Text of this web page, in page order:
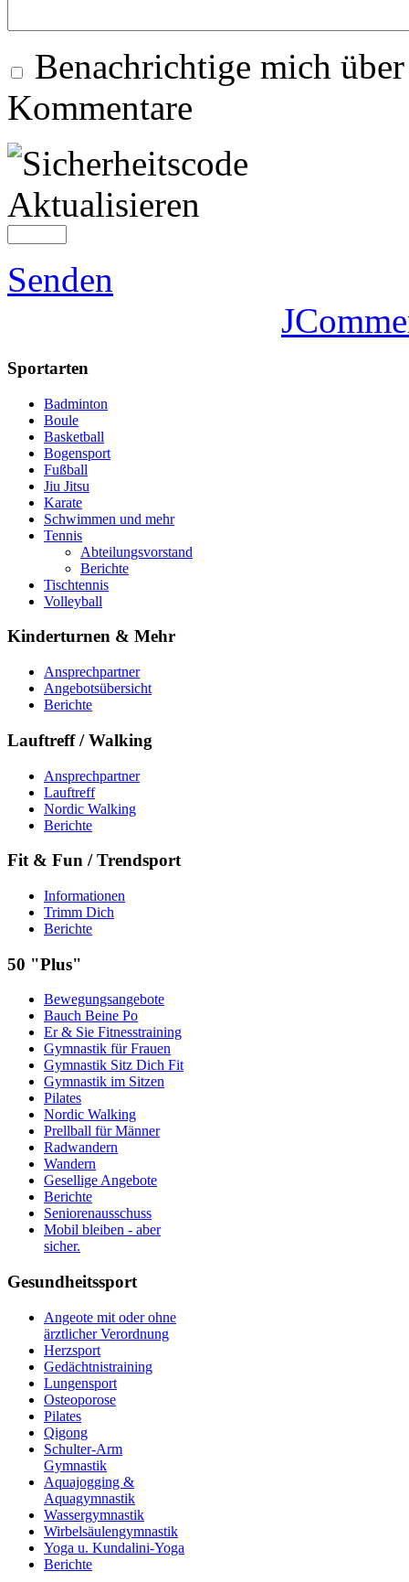
Benachrichtige mich
Kommentare
Aktualisieren
Senden
Sportarten
Badminton
Boule
Basketball
Bogensport
Fußball
Jiu Jitsu
Karate
Schwimmen und mehr
Tennis
Abteilungsvorstand
Berichte
Tischtennis
Volleyball
Kinderturnen & Mehr
Ansprechpartner
Angebotsübersicht
Berichte
Lauftreff / Walking
Ansprechpartner
Lauftreff
Nordic Walking
Berichte
Fit & Fun / Trendsport
Informationen
Trimm Dich
Berichte
50 "Plus"
Bewegungsangebote
Bauch Beine Po
Er & Sie Fitnesstraining
Gymnastik für Frauen
Gymnastik Sitz Dich Fit
Gymnastik im Sitzen
Pilates
Nordic Walking
Prellball für Männer
Radwandern
Wandern
Gesellige Angebote
Berichte
Seniorenausschuss
Mobil bleiben - aber
sicher.
Gesundheitssport
Angeote mit oder ohne
ärztlicher Verordnung
Herzsport
Gedächtnistraining
Lungensport
Osteoporose
Pilates
Qigong
Schulter-Arm
Gymnastik
Aquajogging &
Aquagymnastik
Wassergymnastik
Wirbelsäulengymnastik
Yoga u. Kundalini-Yoga
Berichte